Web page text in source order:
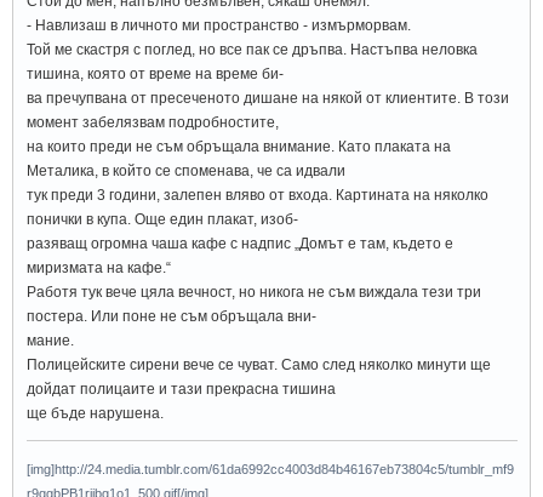
- Навлизаш в личното ми пространство - измърморвам.
Той ме скастря с поглед, но все пак се дръпва. Настъпва неловка
тишина, която от време на време би-
ва пречупвана от пресеченото дишане на някой от клиентите. В този
момент забелязвам подробностите,
на които преди не съм обръщала внимание. Като плаката на
Металика, в който се споменава, че са идвали
тук преди 3 години, залепен вляво от входа. Картината на няколко
понички в купа. Още един плакат, изоб-
разяващ огромна чаша кафе с надпис „Домът е там, където е
миризмата на кафе.“
Работя тук вече цяла вечност, но никога не съм виждала тези три
постера. Или поне не съм обръщала вни-
мание.
Полицейските сирени вече се чуват. Само след няколко минути ще
дойдат полицаите и тази прекрасна тишина
ще бъде нарушена.
[img]http://24.media.tumblr.com/61da6992cc4003d84b46167eb73804c5/tumblr_mf9
r9qgbPB1rijbg1o1_500.gif[/img]